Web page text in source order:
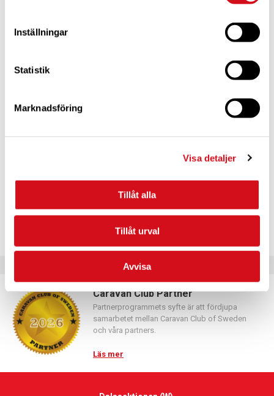
Inställningar
Statistik
Marknadsföring
Visa detaljer
Tillåt alla
Tillåt urval
Avvisa
Logga in med hjälp av formuläret och följ anvisningarna.
Caravan Club Partner
Partnerprogrammets syfte är att fördjupa
samarbetet mellan Caravan Club of Sweden
och våra partners.
Läs mer